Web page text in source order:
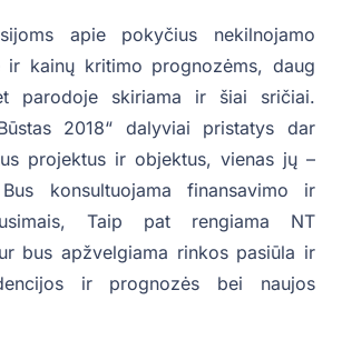
apie pokyčius nekilnojamo
ir kainų kritimo prognozėms, daug
parodoje skiriama ir šiai sričiai.
2018“ dalyviai pristatys dar
projektus ir objektus, vienas jų –
konsultuojama finansavimo ir
Taip pat rengiama NT
bus apžvelgiama rinkos pasiūla ir
ir prognozės bei naujos